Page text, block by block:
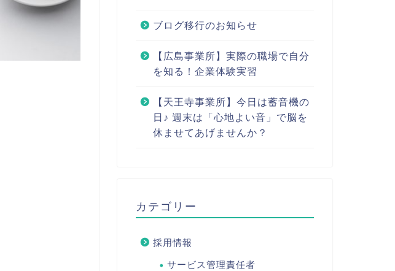
ブログ移行のお知らせ
【広島事業所】実際の職場で自分
を知る！企業体験実習
【天王寺事業所】今日は蓄音機の
日♪ 週末は「心地よい音」で脳を
休ませてあげませんか？
カテゴリー
採用情報
サービス管理責任者